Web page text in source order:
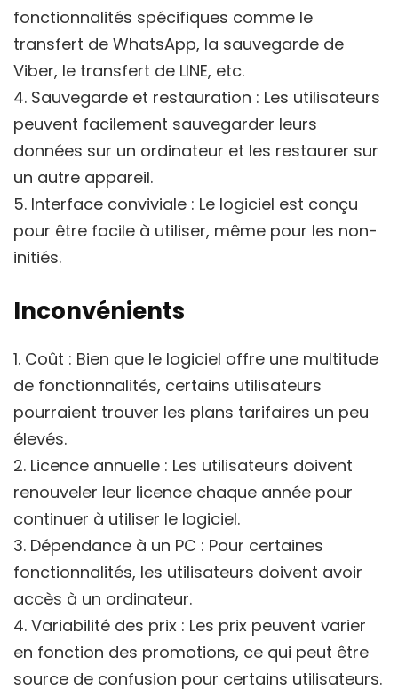
fonctionnalités spécifiques comme le
transfert de WhatsApp, la sauvegarde de
Viber, le transfert de LINE, etc.
4. Sauvegarde et restauration : Les utilisateurs
peuvent facilement sauvegarder leurs
données sur un ordinateur et les restaurer sur
un autre appareil.
5. Interface conviviale : Le logiciel est conçu
pour être facile à utiliser, même pour les non-
initiés.
Inconvénients
1. Coût : Bien que le logiciel offre une multitude
de fonctionnalités, certains utilisateurs
pourraient trouver les plans tarifaires un peu
élevés.
2. Licence annuelle : Les utilisateurs doivent
renouveler leur licence chaque année pour
continuer à utiliser le logiciel.
3. Dépendance à un PC : Pour certaines
fonctionnalités, les utilisateurs doivent avoir
accès à un ordinateur.
4. Variabilité des prix : Les prix peuvent varier
en fonction des promotions, ce qui peut être
source de confusion pour certains utilisateurs.